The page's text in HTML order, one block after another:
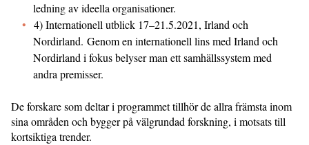
ledning av ideella organisationer.
4) Internationell utblick 17–21.5.2021, Irland och
Nordirland. Genom en internationell lins med Irland och
Nordirland i fokus belyser man ett samhällssystem med
andra premisser.
De forskare som deltar i programmet tillhör de allra främsta inom
sina områden och bygger på välgrundad forskning, i motsats till
kortsiktiga trender.